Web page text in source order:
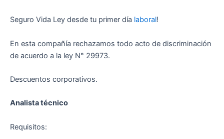
Seguro Vida Ley desde tu primer día laboral!
En esta compañía rechazamos todo acto de discriminación
de acuerdo a la ley N° 29973.
Descuentos corporativos.
Analista técnico
Requisitos: